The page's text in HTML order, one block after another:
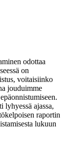
odottaa
on
voitaisiinko
jouduimme
lyhyessä ajassa,
raportin
lukuun